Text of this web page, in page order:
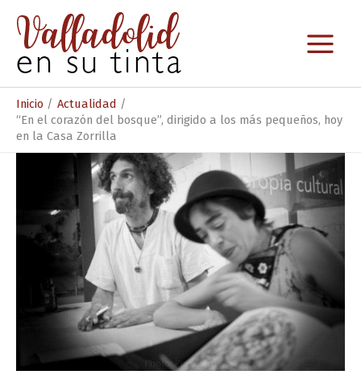
contenido
Inicio
Actualidad
“En el corazón del bosque”, dirigido a los más pequeños, hoy
en la Casa Zorrilla